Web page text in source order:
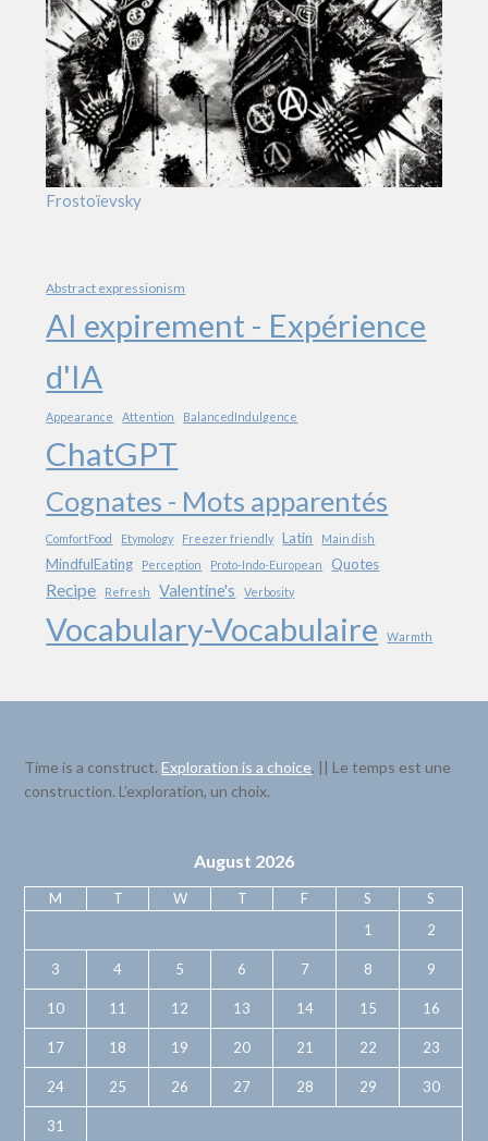
Frostoïevsky
Abstract expressionism
AI expirement - Expérience
d'IA
Appearance Attention BalancedIndulgence
ChatGPT
Cognates - Mots apparentés
ComfortFood Etymology Freezer friendly Latin Main dish
MindfulEating Perception Proto-Indo-European Quotes
Recipe Refresh Valentine's Verbosity
Vocabulary-Vocabulaire Warmth
Time is a construct.Exploration is a choice. || Le temps est une
construction. L’exploration, un choix.
August 2026
M T W T F S
S
1
2
3 4 5 6 7 8 9
10 11 12 13 14 15 16
17 18 19 20 21 22 23
24 25 26 27 28 29 30
31